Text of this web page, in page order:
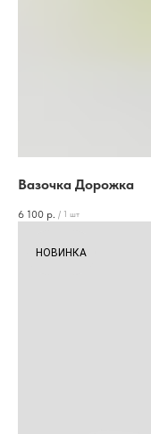
Вазочка Дорожка
6 100 р. / 1 шт
НОВИНКА